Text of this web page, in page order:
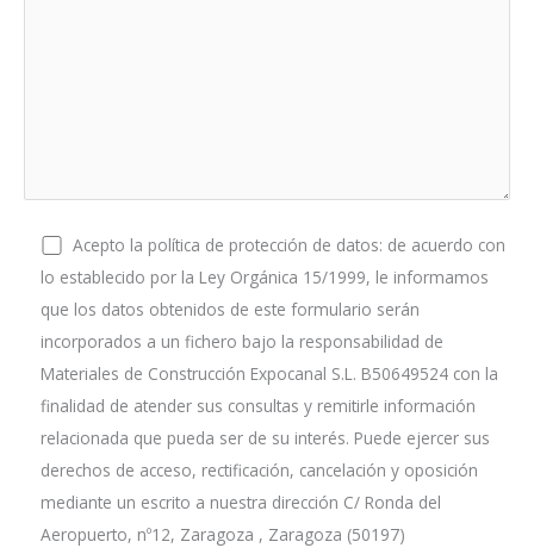
Acepto la política de protección de datos: de acuerdo con
lo establecido por la Ley Orgánica 15/1999, le informamos
que los datos obtenidos de este formulario serán
incorporados a un fichero bajo la responsabilidad de
Materiales de Construcción Expocanal S.L. B50649524 con la
finalidad de atender sus consultas y remitirle información
relacionada que pueda ser de su interés. Puede ejercer sus
derechos de acceso, rectificación, cancelación y oposición
mediante un escrito a nuestra dirección C/ Ronda del
Aeropuerto, nº12, Zaragoza , Zaragoza (50197)